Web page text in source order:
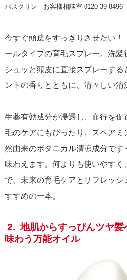
バスクリン お客様相談室 0120-39-8496
今すぐ頭皮をすっきりさせたい
ールタイプの育毛スプレー。洗髪
シュッと頭皮に直接スプレーする
ントの香りとともに、清々しい清
生薬有効成分が浸透し、血行を促
毛のケアにもぴったり。スペアミ
然由来のボタニカル清涼成分です
味わえます。何よりも使いやすく
で、未来の育毛ケアとリフレッシ
すすめの一本。
2. 地肌からすっぴんツヤ髪
味わう万能オイル